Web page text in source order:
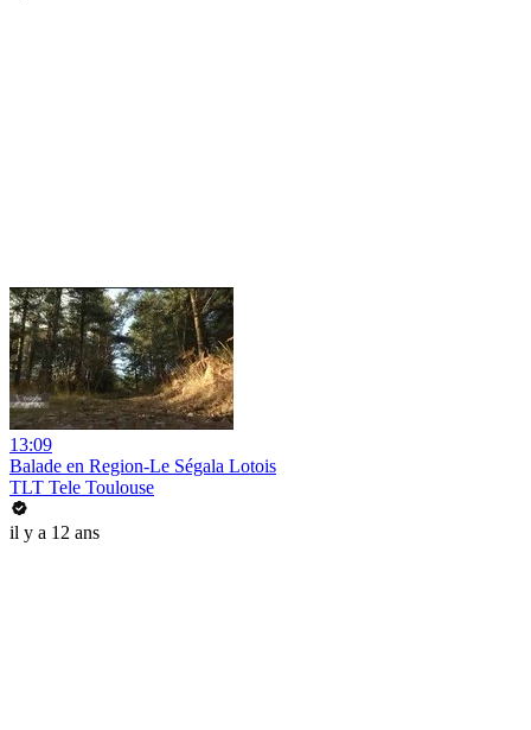
13:09
Balade en Region-Le Ségala Lotois
TLT Tele Toulouse
il y a 12 ans